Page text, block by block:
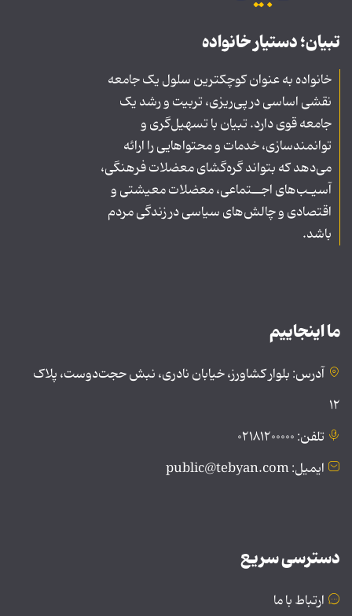
تبیان؛ دستیار خانواده
خانواده به عنوان کوچکترین سلول یک جامعه
نقشی اساسی در پی‌ریزی، تربیت و رشد یک
جامعه قوی دارد. تبیان با تسهیل‌گری و
توانمندسازی، خدمات و محتواهایی را ارائه
می‌دهد که بتواند گره‌گشای معضلات فرهنگی،
آسیـب‌های اجــتماعی، معضلات معیشتی و
اقتصادی و چالش‌های سیاسی در زندگی مردم
باشد.
ما اینجاییم
آدرس: بلوار کشاورز، خیابان نادری، نبش حجت‌دوست، پلاک
۱۲
تلفن: ۰۲۱۸۱۲۰۰۰۰۰
ایمیل: public@tebyan.com
دسترسی سریع
ارتباط با ما